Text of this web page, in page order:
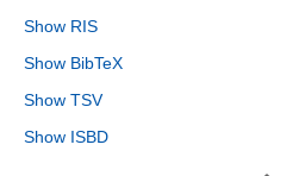
Show RIS
Show BibTeX
Show TSV
Show ISBD